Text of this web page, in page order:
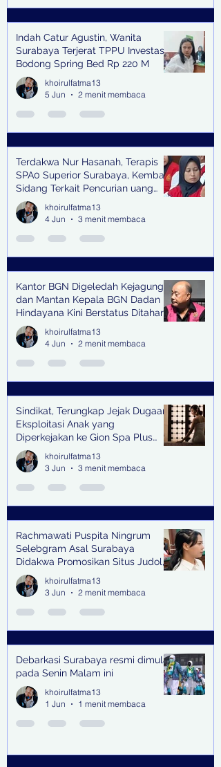
Indah Catur Agustin, Wanita
Surabaya Terjerat TPPU Investasi
Bodong Spring Bed Rp 220 M
khoirulfatma13
5 Jun
2 menit membaca
Terdakwa Nur Hasanah, Terapis
SPA0 Superior Surabaya, Kembali
Sidang Terkait Pencurian uang
senilai Rp1,285 M di PN Surabaya
khoirulfatma13
4 Jun
3 menit membaca
Kantor BGN Digeledah Kejagung
dan Mantan Kepala BGN Dadan
Hindayana Kini Berstatus Ditahan
khoirulfatma13
4 Jun
2 menit membaca
Sindikat, Terungkap Jejak Dugaan
Eksploitasi Anak yang
Diperkejakan ke Gion Spa Plus
and Pub Surabaya,
khoirulfatma13
3 Jun
3 menit membaca
Rachmawati Puspita Ningrum
Selebgram Asal Surabaya
Didakwa Promosikan Situs Judol,
Raup Rp2 Juta dari Tiga Kali
Endorse
khoirulfatma13
3 Jun
2 menit membaca
Debarkasi Surabaya resmi dimulai
pada Senin Malam ini
khoirulfatma13
1 Jun
1 menit membaca